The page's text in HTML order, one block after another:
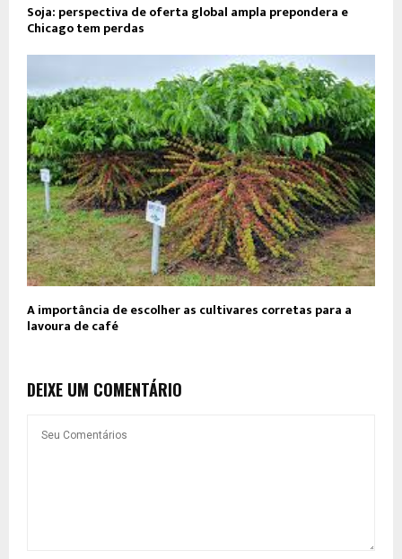
Soja: perspectiva de oferta global ampla prepondera e
Chicago tem perdas
A importância de escolher as cultivares corretas para a
lavoura de café
DEIXE UM COMENTÁRIO